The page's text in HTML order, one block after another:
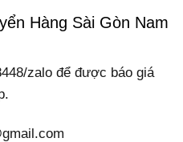
Hàng Sài Gòn Nam
zalo để được báo giá